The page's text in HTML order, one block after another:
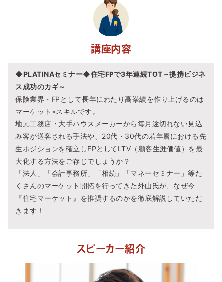
講座内容
◆PLATINAセミナー◆住宅FPで3年連続TOT～提携ビジネ
ス成功のカギ～
保険業界・FPとして長年にわたり高挙績を作り上げるのは
マーケット×スキルです。
地元工務店・大手ハウスメーカーから毎月途切れない見込
み客が送客される手法や、20代・30代の若年層における先
生ポジションを確立しFPとしてLTV（顧客生涯価値）を最
大化する方法をご存じでしょうか？
「法人」「会計事務所」「相続」「マネーセミナー」等た
くさんのマーケット開拓を行ってきた外山氏が、なぜ今
『住宅マーケット』を推奨するのかを徹底解説していただ
きます！
スピーカー紹介